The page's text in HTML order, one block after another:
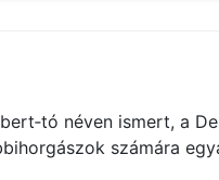
néven ismert, a
számára